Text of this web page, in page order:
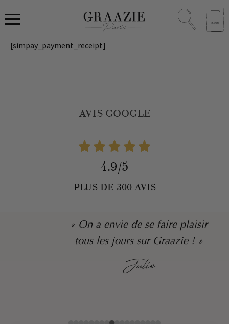
[simpay_payment_receipt]
AVIS GOOGLE
4.9/5
PLUS DE 300 AVIS
« On a envie de se faire plaisir
tous les jours sur Graazie ! »
Julie